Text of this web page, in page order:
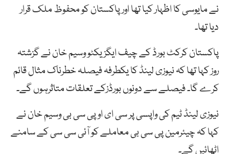
نے مایوسی کا اظہار کیا تھا اور پاکستان کو محفوظ ملک قرار
دیا تھا۔
پاکستان کرکٹ بورڈ کے چیف ایگزیکٹو وسیم خان نے گزشتہ
روز کہا تھا کہ نیوزی لینڈ کا یکطرفہ فیصلہ خطرناک مثال قائم
کرے گا۔ فیصلے سے دونوں بورڈزکے تعلقات متاثرہوں گے۔
نیوزی لینڈ ٹیم کی واپسی پر سی ای اوپی سی بی وسیم خان نے
کہا کہ چیئرمین پی سی بی معاملے کو آئی سی سی کے سامنے
اٹھائیں گے۔